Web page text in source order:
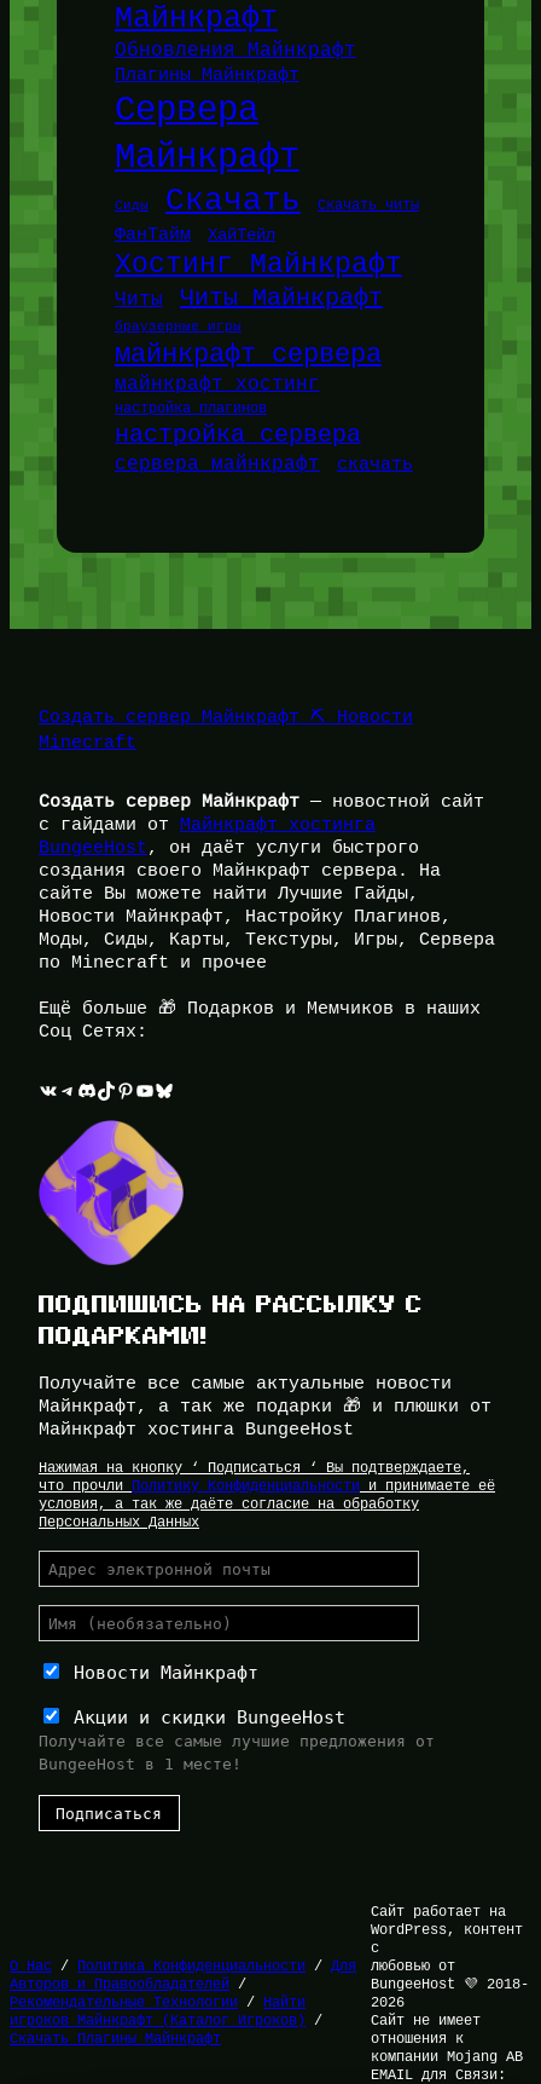
Майнкрафт
Обновления Майнкрафт
Плагины Майнкрафт
Сервера
Майнкрафт
Сиды Скачать Скачать читы
ФанТайм ХайТейл
Хостинг Майнкрафт
Читы Читы Майнкрафт
браузерные игры
майнкрафт сервера
майнкрафт хостинг
настройка плагинов
настройка сервера
сервера майнкрафт скачать
Создать сервер Майнкрафт ⛏️ Новости
Minecraft
Создать сервер Майнкрафт — новостной сайт
с гайдами от Майнкрафт хостинга
BungeeHost, он даёт услуги быстрого
создания своего Майнкрафт сервера. На
сайте Вы можете найти Лучшие Гайды,
Новости Майнкрафт, Настройку Плагинов,
Моды, Сиды, Карты, Текстуры, Игры, Сервера
по Minecraft и прочее
Ещё больше 🎁 Подарков и Мемчиков в наших
Соц Сетях:
ВКонтакте Telegram Discord TikTok Pinterest YouTube Bluesky
ПОДПИШИСЬ НА РАССЫЛКУ С
ПОДАРКАМИ!
Получайте все самые актуальные новости
Майнкрафт, а так же подарки 🎁 и плюшки от
Майнкрафт хостинга BungeeHost
Нажимая на кнопку ‘ Подписаться ‘ Вы подтверждаете,
что прочли Политику Конфиденциальности и принимаете её
условия, а так же даёте согласие на обработку
Персональных Данных
Новости Майнкрафт
Акции и скидки BungeeHost
Получайте все самые лучшие предложения от
BungeeHost в 1 месте!
О Нас / Политика Конфиденциальности / Для
Авторов и Правообладателей /
Рекомендательные Технологии / Найти
игроков Майнкрафт (Каталог Игроков) /
Скачать Плагины Майнкрафт
Сайт работает на
WordPress, контент
с
любовью от
BungeeHost 💜 2018-
2026
Сайт не имеет
отношения к
компании Mojang AB
EMAIL для Связи: